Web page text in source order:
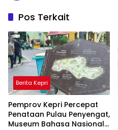
Pos Terkait
Berita Kepri
Pemprov Kepri Percepat
Penataan Pulau Penyengat,
Museum Bahasa Nasional